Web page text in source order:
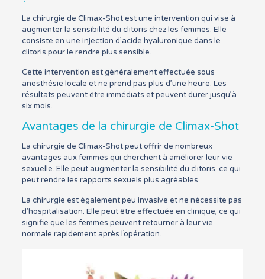
La chirurgie de Climax-Shot est une intervention qui vise à
augmenter la sensibilité du clitoris chez les femmes. Elle
consiste en une injection d’acide hyaluronique dans le
clitoris pour le rendre plus sensible.
Cette intervention est généralement effectuée sous
anesthésie locale et ne prend pas plus d’une heure. Les
résultats peuvent être immédiats et peuvent durer jusqu’à
six mois.
Avantages de la chirurgie de Climax-Shot
La chirurgie de Climax-Shot peut offrir de nombreux
avantages aux femmes qui cherchent à améliorer leur vie
sexuelle. Elle peut augmenter la sensibilité du clitoris, ce qui
peut rendre les rapports sexuels plus agréables.
La chirurgie est également peu invasive et ne nécessite pas
d’hospitalisation. Elle peut être effectuée en clinique, ce qui
signifie que les femmes peuvent retourner à leur vie
normale rapidement après l’opération.